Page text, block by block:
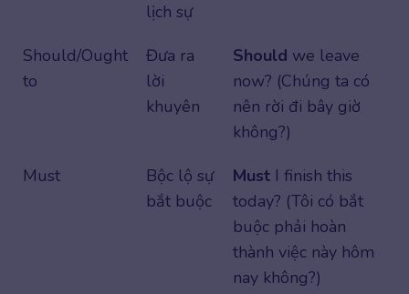
lịch sự
Should/Ought
to
Đưa ra
lời
khuyên
Should we leave
now? (Chúng ta có
nên rời đi bây giờ
không?)
Must
Bộc lộ sự
bắt buộc
Must I finish this
today? (Tôi có bắt
buộc phải hoàn
thành việc này hôm
nay không?)